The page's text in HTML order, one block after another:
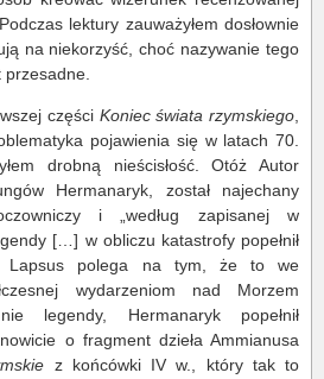
lektury zauważyłem dosłownie
na niekorzyść, choć nazywanie tego
części Koniec świata rzymskiego
pojawienia się w latach 70.
drobną nieścisłość. Otóż Autor
Hermanaryk, został najechany
i „według zapisanej w
[…] w obliczu katastrofy popełnił
Lapsus polega na tym, że to we
wydarzeniom nad Morzem
legendy, Hermanaryk popełnił
o fragment dzieła Ammianusa
z końcówki IV w., który tak to